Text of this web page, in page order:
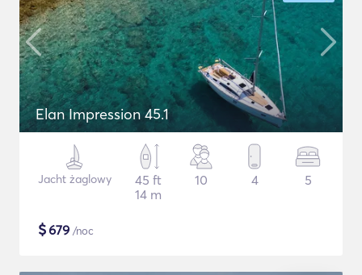
Elan Impression 45.1
Jacht żaglowy
45 ft
14 m
10 4 5
$679 /noc